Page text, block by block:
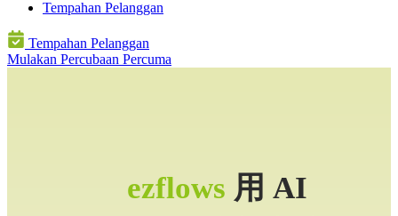
Tempahan Pelanggan
Tempahan Pelanggan
Mulakan Percubaan Percuma
ezflows 用 AI